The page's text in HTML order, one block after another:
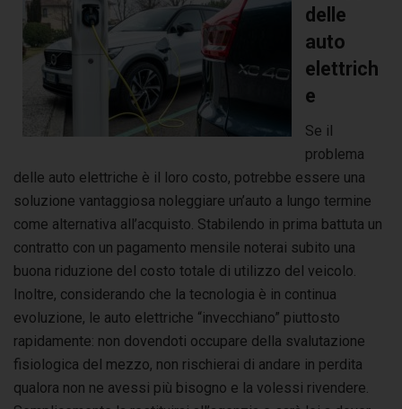
delle
auto
elettrich
e
Se il
problema
delle auto elettriche è il loro costo, potrebbe essere una
soluzione vantaggiosa noleggiare un’auto a lungo termine
come alternativa all’acquisto. Stabilendo in prima battuta un
contratto con un pagamento mensile noterai subito una
buona riduzione del costo totale di utilizzo del veicolo.
Inoltre, considerando che la tecnologia è in continua
evoluzione, le auto elettriche “invecchiano” piuttosto
rapidamente: non dovendoti occupare della svalutazione
fisiologica del mezzo, non rischierai di andare in perdita
qualora non ne avessi più bisogno e la volessi rivendere.